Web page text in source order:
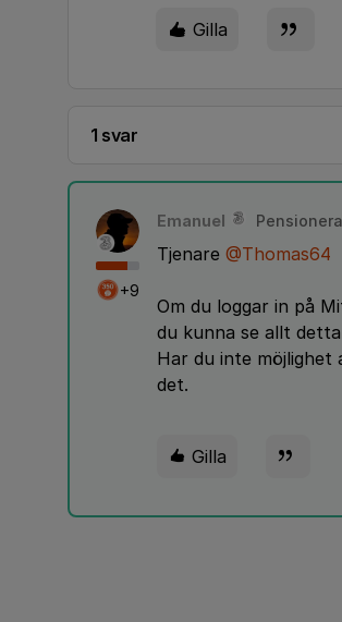
Gilla
1 svar
+9
Emanuel
Tjenare @Thomas64
Om du loggar in på
du kunna se allt
Har du inte möjlighet
det.
Gilla